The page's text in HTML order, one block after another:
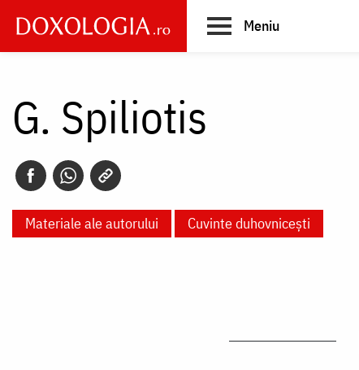
main
Meniu
G. Spiliotis
Materiale ale autorului Cuvinte duhovnicești